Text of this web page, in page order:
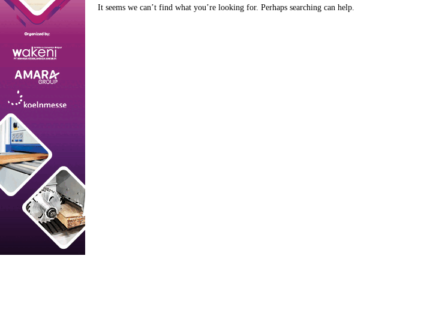
It seems we can’t find what you’re looking for. Perhaps searching can help.